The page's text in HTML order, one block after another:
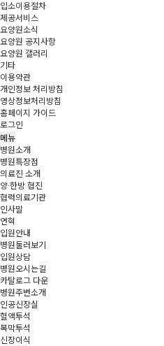
입소이용절차
제공서비스
요양원소식
요양원 공지사항
요양원 갤러리
기타
이용약관
개인정보 처리방침
영상정보처리방침
홈페이지 가이드
로그인
메뉴
병원소개
병원특장점
의료진 소개
양·한방 협진
협력의료기관
인사말
연혁
입원안내
병원둘러보기
입원상담
병원오시는길
카탈로그 다운
병원주변소개
인공신장실
혈액투석
복막투석
신장이식